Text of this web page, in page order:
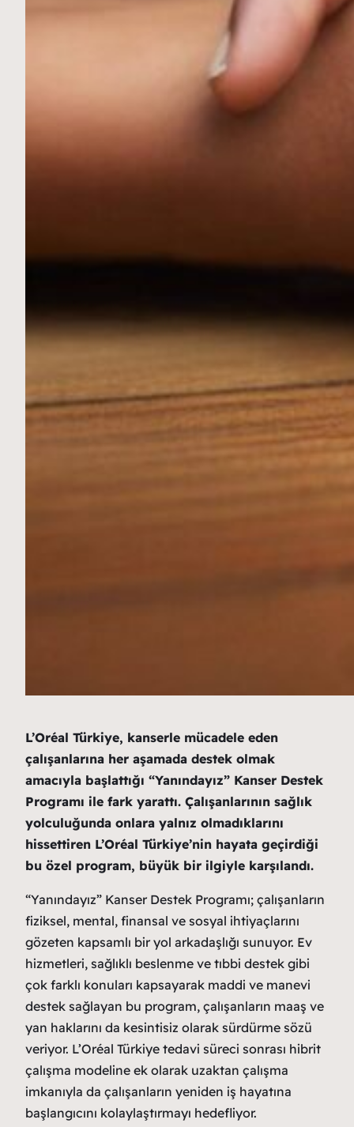
L’Oréal Türkiye, kanserle mücadele eden
çalışanlarına her aşamada destek olmak
amacıyla başlattığı “Yanındayız” Kanser Destek
Programı ile fark yarattı. Çalışanlarının sağlık
yolculuğunda onlara yalnız olmadıklarını
hissettiren L’Oréal Türkiye’nin hayata geçirdiği
bu özel program, büyük bir ilgiyle karşılandı.
“Yanındayız” Kanser Destek Programı; çalışanların
fiziksel, mental, finansal ve sosyal ihtiyaçlarını
gözeten kapsamlı bir yol arkadaşlığı sunuyor. Ev
hizmetleri, sağlıklı beslenme ve tıbbi destek gibi
çok farklı konuları kapsayarak maddi ve manevi
destek sağlayan bu program, çalışanların maaş ve
yan haklarını da kesintisiz olarak sürdürme sözü
veriyor. L’Oréal Türkiye tedavi süreci sonrası hibrit
çalışma modeline ek olarak uzaktan çalışma
imkanıyla da çalışanların yeniden iş hayatına
başlangıcını kolaylaştırmayı hedefliyor.